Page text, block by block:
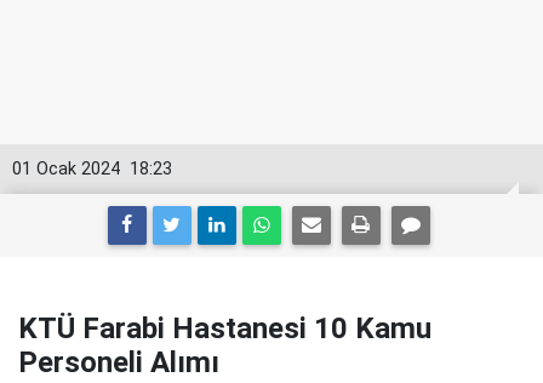
18:23
01 Ocak 2024
KTÜ Farabi Hastanesi 10 Kamu
Personeli Alımı